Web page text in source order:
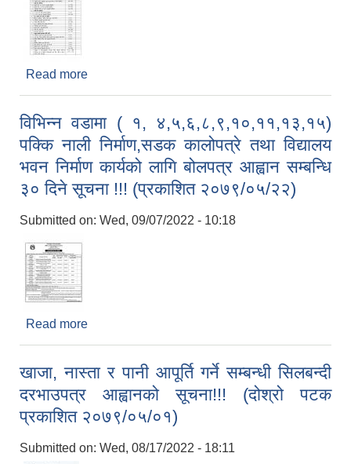
Read more
आह्वान गरीएको सूचना!!! (दोश्रो पटक प्रकाशित
२०७९/०५/२२)
विभिन्न वडामा ( १, ४,५,६,८,९,१०,११,१३,१५)
पक्कि नाली निर्माण,सडक कालोपत्रे तथा विद्यालय
भवन निर्माण कार्यको लागि बोलपत्र आह्वान सम्बन्धि
३० दिने सूचना !!! (प्रकाशित २०७९/०५/२२)
Submitted on: Wed, 09/07/2022 - 10:18
Read more
!!! (प्रकाशित २०७९/०५/२२)
खाजा, नास्ता र पानी आपूर्ति गर्ने सम्बन्धी सिलबन्दी
दरभाउपत्र आह्वानको सूचना!!! (दोश्रो पटक
प्रकाशित २०७९/०५/०१)
Submitted on: Wed, 08/17/2022 - 18:11